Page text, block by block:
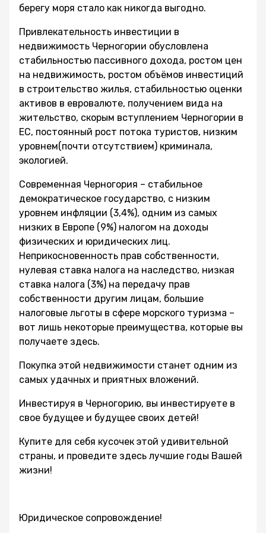
берегу моря стало как никогда выгодно.
Привлекательность инвестиции в
недвижимость Черногории обусловлена
стабильностью пассивного дохода, ростом цен
на недвижимость, ростом объёмов инвестиций
в строительство жилья, стабильностью оценки
активов в евровалюте, получением вида на
жительство, скорым вступлением Черногории в
ЕС, постоянный рост потока туристов, низким
уровнем(почти отсутствием) криминала,
экологией.
Современная Черногория – стабильное
демократическое государство, с низким
уровнем инфляции (3,4%), одним из самых
низких в Европе (9%) налогом на доходы
физических и юридических лиц.
Неприкосновенность прав собственности,
нулевая ставка налога на наследство, низкая
ставка налога (3%) на передачу прав
собственности другим лицам, большие
налоговые льготы в сфере морского туризма –
вот лишь некоторые преимущества, которые вы
получаете здесь.
Покупка этой недвижимости станет одним из
самых удачных и приятных вложений.
Инвестируя в Черногорию, вы инвестируете в
свое будущее и будущее своих детей!
Купите для себя кусочек этой удивительной
страны, и проведите здесь лучшие годы Вашей
жизни!
Юридическое сопровождение!